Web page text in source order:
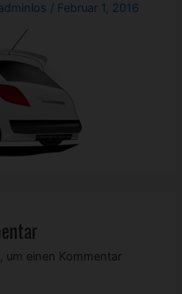
/ Februar 1, 2016
um einen Kommentar